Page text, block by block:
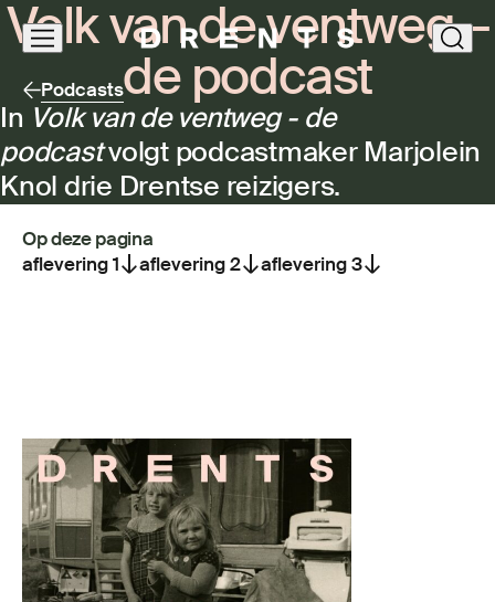
Navigatie
Podcasts
Volk van de ventweg –
de pod­cast
In Volk van de ventweg - de
podcastvolgt podcastmaker Marjolein
Knol drie Drentse reizigers.
Op deze pagina
aflevering 1
aflevering 2 aflevering 3